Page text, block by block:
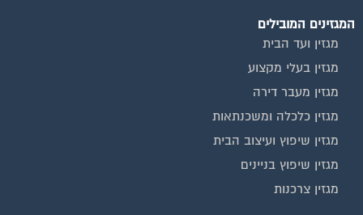
המגזינים המובילים
מגזין ועד הבית
מגזין בעלי מקצוע
מגזין מעבר דירה
מגזין כלכלה ומשכנתאות
מגזין שיפוץ ועיצוב הבית
מגזין שיפוץ בניינים
מגזין צרכנות